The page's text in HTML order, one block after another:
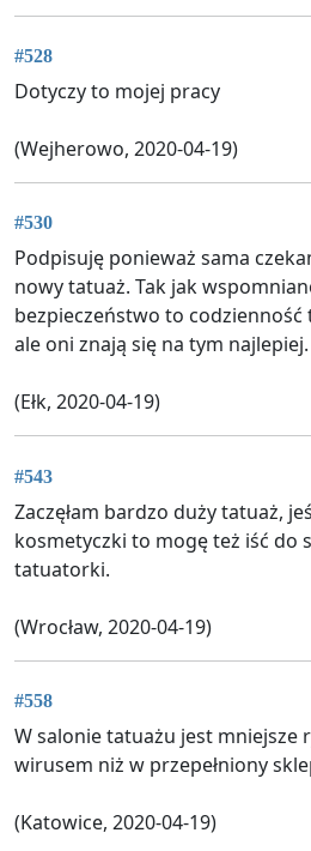
#528
Dotyczy to mojej pracy
(Wejherowo, 2020-04-19)
#530
Podpisuję ponieważ sama
nowy tatuaż. Tak jak
bezpieczeństwo to codzienność
ale oni znają się na tym najlepiej.
(Ełk, 2020-04-19)
#543
Zaczęłam bardzo duży tatuaż,
kosmetyczki to mogę też iść do
tatuatorki.
(Wrocław, 2020-04-19)
#558
W salonie tatuażu jest mniejsze
wirusem niż w przepełniony
(Katowice, 2020-04-19)